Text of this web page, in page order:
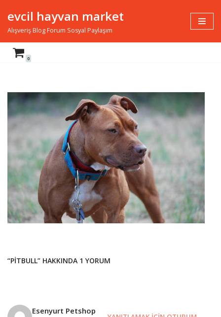
İçeriğe
evcil hayvan market
Alışveriş Blog Forum Sosyal Paylaşım
0
“PITBULL” HAKKINDA 1 YORUM
Esenyurt Petshop